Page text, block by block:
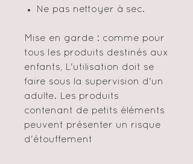
Ne pas nettoyer à sec.
Mise en garde : comme pour
tous les produits destinés aux
enfants, L'utilisation doit se
faire sous la supervision d'un
adulte. Les produits
contenant de petits éléments
peuvent présenter un risque
d'étouffement